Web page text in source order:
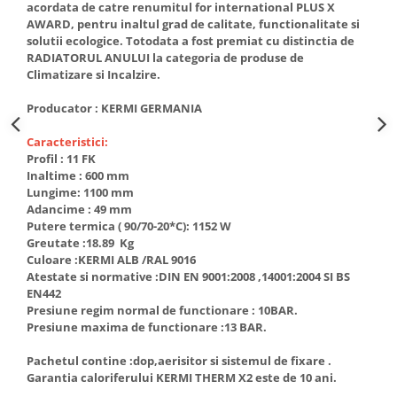
btu
Aparate de Aer conditionat 12000
btu
Aparate de Aer conditionat 18000
Aparate de Aer conditionat 24000
btu
Aparate de Aer conditionat 27000
btu
Panouri solare
Panouri solare presurizate si
nepresurizate
Accesorii Panouri solare
Pompe de circulaţie pentru
instalaţiile termice solare
Vase de expansiune
Incazire in Pardoseala
acordata de catre renumitul for international PLUS X
AWARD, pentru inaltul grad de calitate, functionalitate si
solutii ecologice. Totodata a fost premiat cu distinctia de
RADIATORUL ANULUI la categoria de produse de
Climatizare si Incalzire.
Producator : KERMI GERMANIA
Caracteristici:
Profil : 11 FK
Inaltime : 600 mm
Lungime: 1100 mm
Adancime : 49 mm
Putere termica ( 90/70-20*C): 1152 W
Greutate :18.89 Kg
Culoare :KERMI ALB /RAL 9016
Atestate si normative :DIN EN 9001:2008 ,14001:2004 SI BS
EN442
Presiune regim normal de functionare : 10BAR.
Presiune maxima de functionare :13 BAR.
Pachetul contine :dop,aerisitor si sistemul de fixare .
Garantia caloriferului KERMI THERM X2 este de 10 ani.